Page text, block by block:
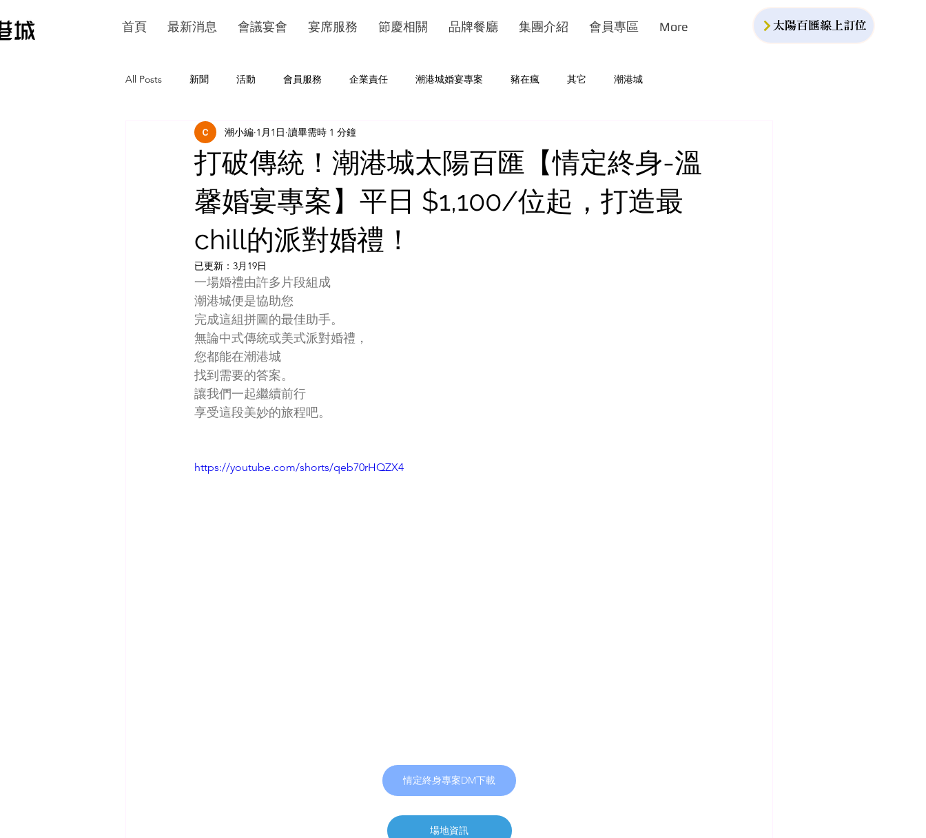
首頁 最新消息 會議宴會 宴席服務 節慶相關 品牌餐廳 集團介紹 會員專區 More 太陽百匯線上訂位
All Posts 新聞 活動 會員服務 企業責任 潮港城婚宴專案 豬在瘋 其它 潮港城
打破傳統！潮港城太陽百匯【情定終身-溫
馨婚宴專案】平日 $1,100/位起，打造最
chill的派對婚禮！
潮小編 1月1日 讀畢需時 1 分鐘
已更新： 3月19日
一場婚禮由許多片段組成
潮港城便是協助您
完成這組拼圖的最佳助手。
無論中式傳統或美式派對婚禮，
您都能在潮港城
找到需要的答案。
讓我們一起繼續前行
享受這段美妙的旅程吧。
https://youtube.com/shorts/qeb70rHQZX4
情定終身專案DM下載
場地資訊